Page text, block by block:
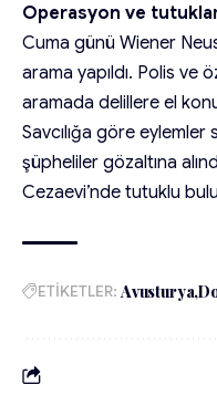
Operasyon ve
Cuma günü Wiener
arama yapıldı. Polis ve
aramada delillere el
Savcılığa göre
şüpheliler gözaltına
Cezaevi’nde tutuklu
ETİKETLER: Avusturya